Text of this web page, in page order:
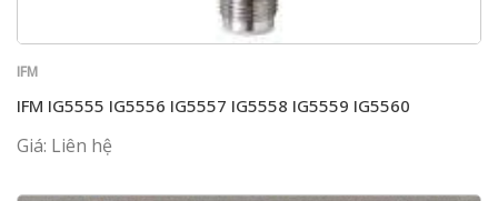
IFM
IFM IG5555 IG5556 IG5557 IG5558 IG5559 IG5560
Giá: Liên hệ